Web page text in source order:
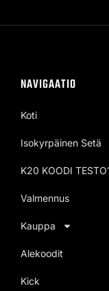
NAVIGAATIO
Koti
Isokyrpäinen Setä
K20 KOODI
Valmennus
Kauppa
Alekoodit
Kick